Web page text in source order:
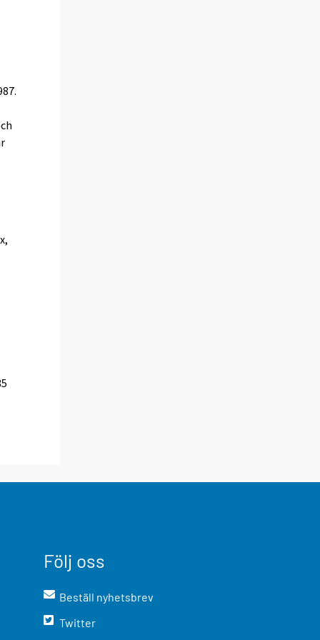
Följ oss
Beställ nyhetsbrev
Twitter